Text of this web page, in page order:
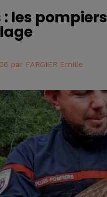
les
par FARGIER Emilie